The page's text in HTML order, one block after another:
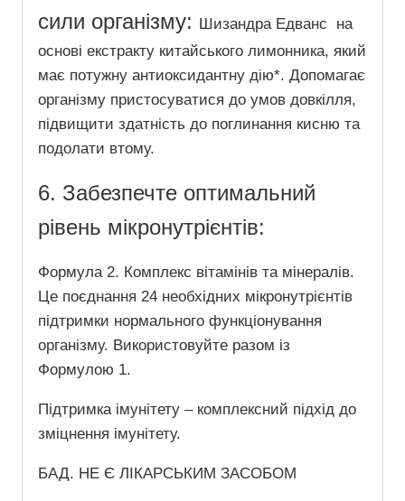
сили організму: Шизандра Едванс на
основі екстракту китайського лимонника, який
має потужну антиоксидантну дію*. Допомагає
організму пристосуватися до умов довкілля,
підвищити здатність до поглинання кисню та
подолати втому.
6. Забезпечте оптимальний
рівень мікронутрієнтів:
Формула 2. Комплекс вітамінів та мінералів.
Це поєднання 24 необхідних мікронутрієнтів
підтримки нормального функціонування
організму. Використовуйте разом із
Формулою 1.
Підтримка імунітету – комплексний підхід до
зміцнення імунітету.
БАД. НЕ Є ЛІКАРСЬКИМ ЗАСОБОМ